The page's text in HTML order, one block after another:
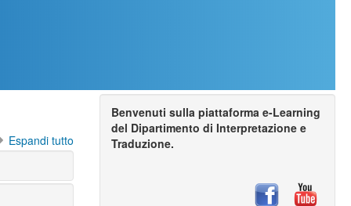
Espandi tutto
Benvenuti sulla piattaforma e-Learning
del Dipartimento di Interpretazione e
Traduzione.